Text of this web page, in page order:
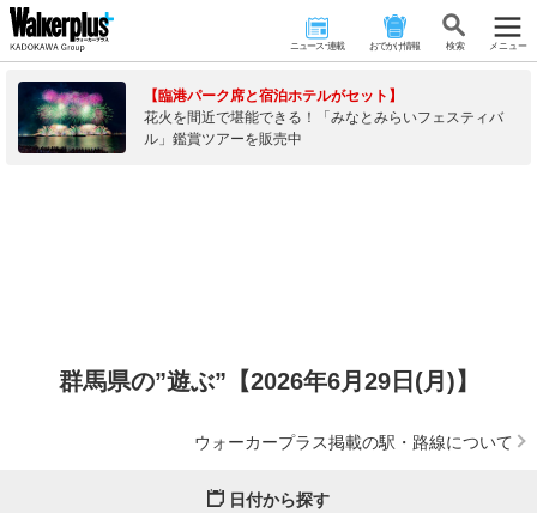
ニュース･連載 おでかけ情報 検 索 メニュー
【臨港パーク席と宿泊ホテルがセット】
花火を間近で堪能できる！「みなとみらいフェスティバ
ル」鑑賞ツアーを販売中
群馬県の”遊ぶ”【2026年6月29日(月)】
ウォーカープラス掲載の駅・路線について
日付から探す